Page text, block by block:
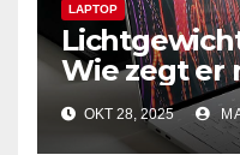
LAPTOP
Wie zegt er
niet
OKT 28, 2025